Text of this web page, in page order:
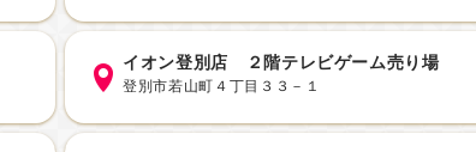
イオン登別店 ２階テレビゲーム売り場
登別市若山町４丁目３３－１